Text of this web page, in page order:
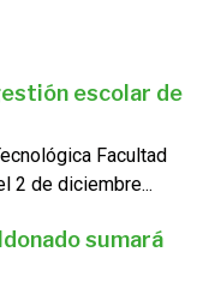
escolar de
Facultad
2 de diciembre...
sumará